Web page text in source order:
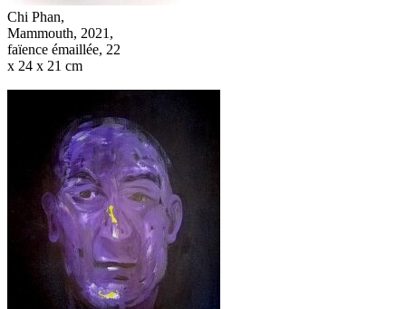
Chi Phan,
Mammouth, 2021,
faïence émaillée, 22
x 24 x 21 cm